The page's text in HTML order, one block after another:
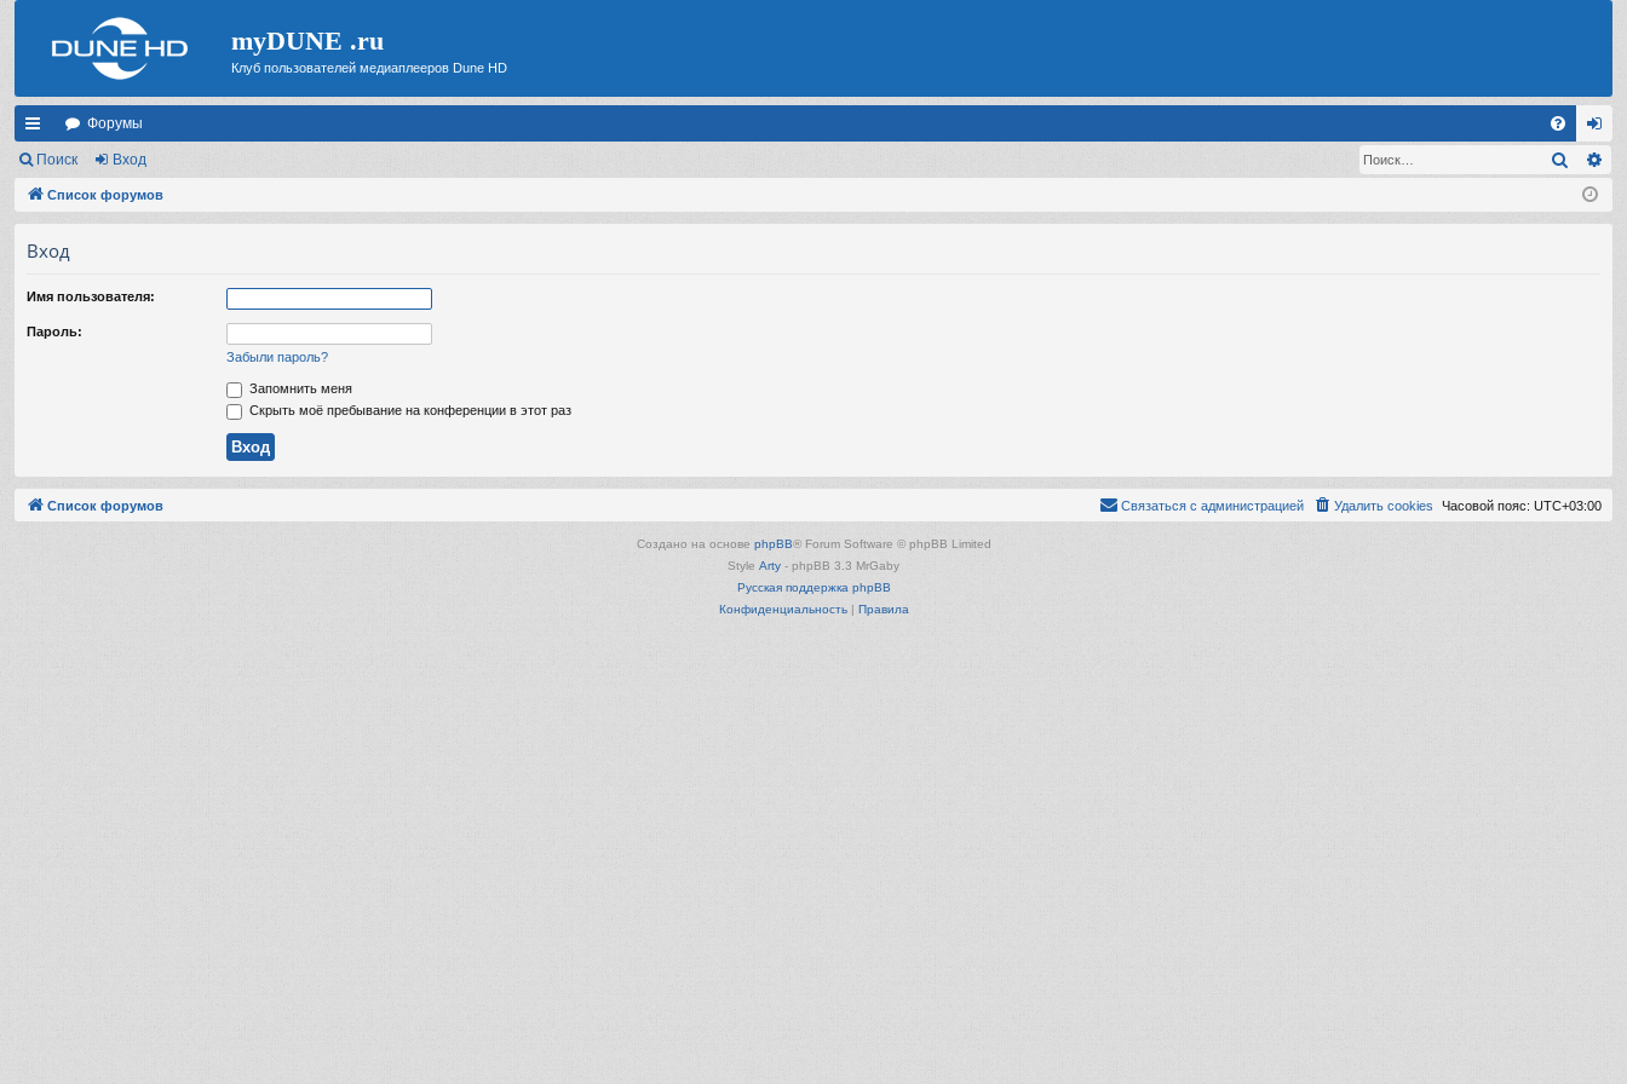
myDUNE .ru
Клуб пользователей медиаплееров Dune HD
с
ы
Форумы
FA хо
д
Поиск Вход Поиск
Список форумов
Вход
Имя пользователя:
Пароль:
Забыли пароль?
Запомнить меня
Скрыть моё пребывание на конференции в этот раз
Список форумов Часовой пояс: UTC+03:00
Удалить cookies
Связаться с администрацией
Создано на основе phpBB® Forum Software © phpBB Limited
Style Arty - phpBB 3.3 MrGaby
Русская поддержка phpBB
Конфиденциальность| Правила